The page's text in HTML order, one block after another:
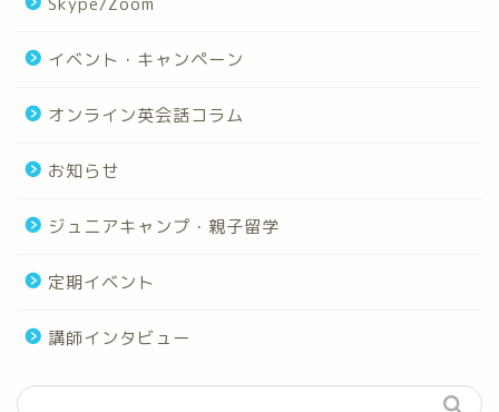
イベント・キャンペーン
オンライン英会話コラム
お知らせ
ジュニアキャンプ・親子留学
定期イベント
講師インタビュー